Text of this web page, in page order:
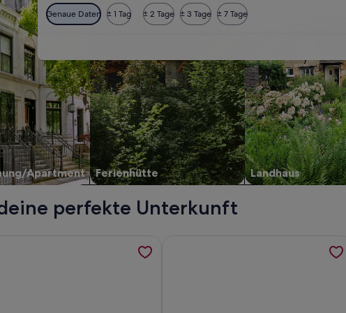
Genaue Daten ± 1 Tag ± 2 Tage ± 3 Tage ± 7 Tage
Apartment Ferienhütte Landhaus
perfekte Unterkunft